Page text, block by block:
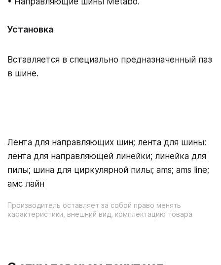
Установка
Вставляется в специально предназначенный паз
в шине.
Лента для направляющих шин; лента для шины:
лента для направляющей линейки; линейка для
пилы; шина для циркулярной пилы; ams; ams line;
амс лайн
Производитель оставляет за собой право менять
характеристики, внешний вид, комплектацию товара